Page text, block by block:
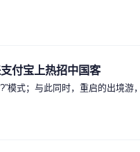
付宝上热招中国客
模式；与此同时，重启的出境游